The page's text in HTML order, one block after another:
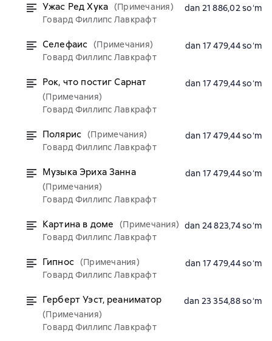
Ужас Ред Хука (Примечания)
Говард Филлипс Лавкрафт
dan 21 886,02 soʻm
Селефаис (Примечания)
Говард Филлипс Лавкрафт
dan 17 479,44 soʻm
Рок, что постиг Сарнат
(Примечания)
Говард Филлипс Лавкрафт
dan 17 479,44 soʻm
Полярис (Примечания)
Говард Филлипс Лавкрафт
dan 17 479,44 soʻm
Музыка Эриха Занна
(Примечания)
Говард Филлипс Лавкрафт
dan 17 479,44 soʻm
Картина в доме
(Примечания)
Говард Филлипс Лавкрафт
dan 24 823,74 soʻm
Гипнос (Примечания)
Говард Филлипс Лавкрафт
dan 17 479,44 soʻm
Герберт Уэст, реаниматор
(Примечания)
Говард Филлипс Лавкрафт
dan 23 354,88 soʻm